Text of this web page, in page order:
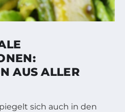
AUS ALLER
sich auch in den